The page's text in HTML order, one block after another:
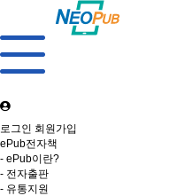
로그인 회원가입
ePub전자책
- ePub이란?
- 전자출판
- 유통지원